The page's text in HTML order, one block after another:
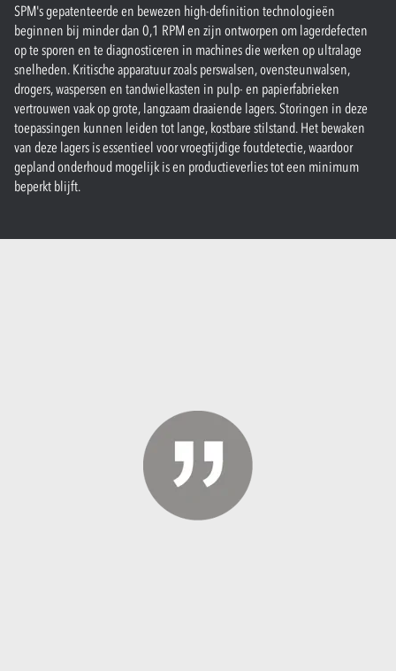
SPM's gepatenteerde en bewezen high-definition technologieën
beginnen bij minder dan 0,1 RPM en zijn ontworpen om lagerdefecten
op te sporen en te diagnosticeren in machines die werken op ultralage
snelheden. Kritische apparatuur zoals perswalsen, ovensteunwalsen,
drogers, waspersen en tandwielkasten in pulp- en papierfabrieken
vertrouwen vaak op grote, langzaam draaiende lagers. Storingen in deze
toepassingen kunnen leiden tot lange, kostbare stilstand. Het bewaken
van deze lagers is essentieel voor vroegtijdige foutdetectie, waardoor
gepland onderhoud mogelijk is en productieverlies tot een minimum
beperkt blijft.